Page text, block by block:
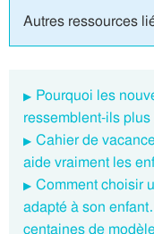
Autres ressources
Pourquoi les
ressemblent-ils
Cahier de
aide vraiment les
Comment choisir
adapté à son
centaines de